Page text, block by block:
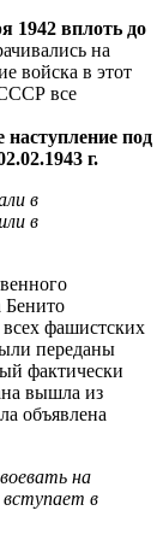
1942 вплоть до
на
войска в этот
все
наступление под
г.
в
в
Бенито
всех фашистских
переданы
фактически
вышла из
объявлена
на
в